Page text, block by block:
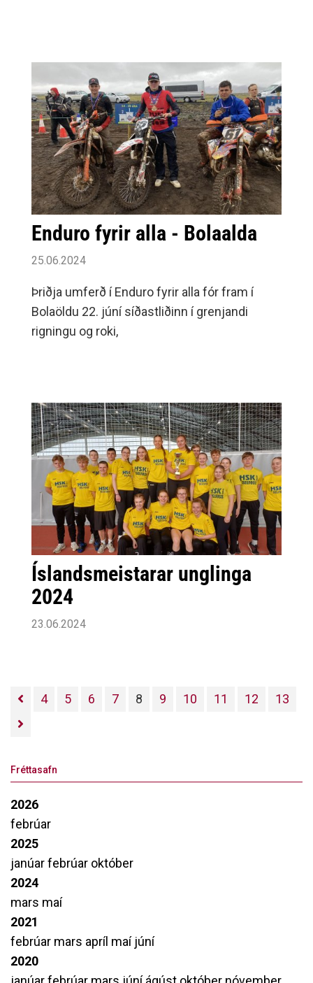
Enduro fyrir alla - Bolaalda
25.06.2024
Þriðja umferð í Enduro fyrir alla fór fram í
Bolaöldu 22. júní síðastliðinn í grenjandi
rigningu og roki,
Íslandsmeistarar unglinga
2024
23.06.2024
4 5 6 7 8 9 10 11 12 13
Fréttasafn
2026
febrúar
2025
janúarfebrúar október
2024
mars maí
2021
febrúar mars apríl maí júní
2020